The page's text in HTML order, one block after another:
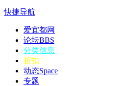
快捷导航
爱宜都网
论坛BBS
分类信息
折扣
动态Space
专题